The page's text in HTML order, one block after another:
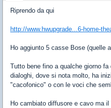
Riprendo da qui
http://www.hwupgrade...6-home-
Ho aggiunto 5 casse Bose (quelle
Tutto bene fino a qualche giorno
dialoghi, dove si nota molto, ha
"cacofonico" o con le voci che
Ho cambiato diffusore e cavo ma